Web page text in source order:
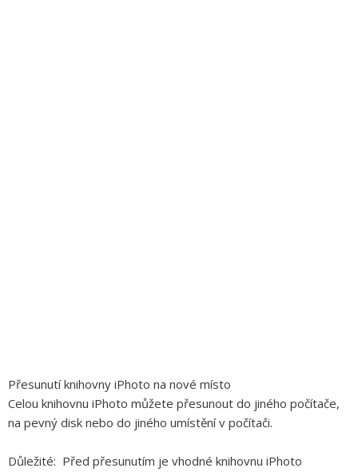
Přesunutí knihovny iPhoto na nové místo
Celou knihovnu iPhoto můžete přesunout do jiného počítače,
na pevný disk nebo do jiného umístění v počítači.
Důležité: Před přesunutím je vhodné knihovnu iPhoto